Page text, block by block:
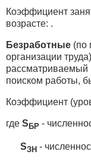
Коэффициент
возрасте: .
Безработные (по
организации
рассматриваемый
поиском работы,
Коэффициент
где S БР -
SЗН -